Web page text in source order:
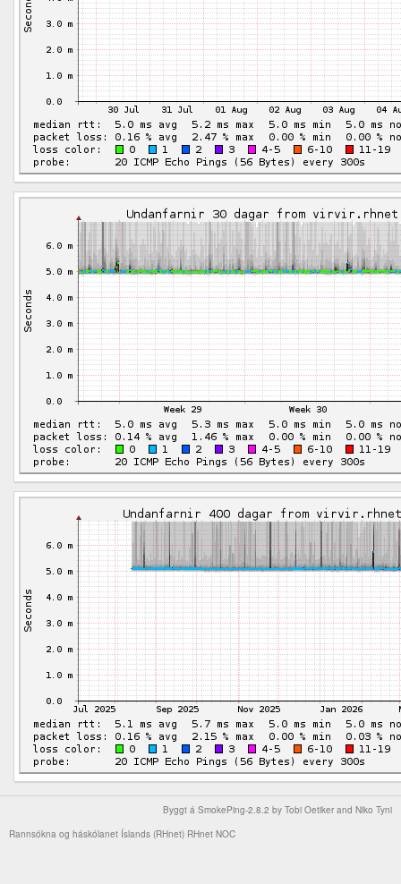
Byggt á SmokePing-2.8.2 by Tobi Oetiker and Niko Tyni
Rannsókna og háskólanet Íslands (RHnet) RHnet NOC